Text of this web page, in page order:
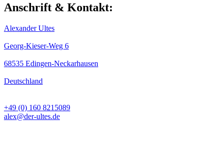
Anschrift & Kontakt:
Alexander Ultes
Georg-Kieser-Weg 6
68535 Edingen-Neckarhausen
Deutschland
+49 (0) 160 8215089
alex@der-ultes.de